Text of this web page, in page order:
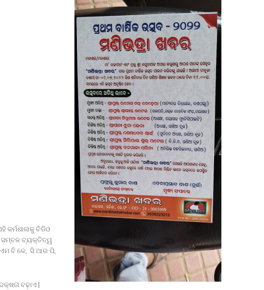
ବିଡିଓ
ସମ୍ବଳ ବ୍ୟକ୍ତିତ୍ୱ
ଏମ ବି କେ, ସି ଆର ପି,
ବଢ଼ାଏ |